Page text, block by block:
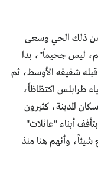
ذلك الحي وسعى
ليس جحيماً"، بدا
شقيقه الأوسط، ثم
طرابلس اكتظاظاً،
المدينة، كثيرون
أبناء "عائلات"
شيئاً، وأنهم هنا منذ